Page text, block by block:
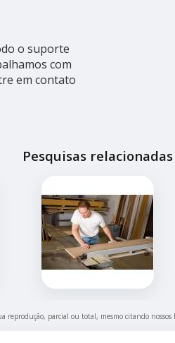
o suporte
com
em contato
Pesquisas relacionadas
reprodução, parcial ou total, mesmo citando